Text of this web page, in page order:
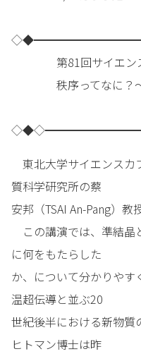
第81回サイエンス
秩序ってなに？～「
東北大学サイエンスカ
質科学研究所の蔡
安邦（TSAI An-Pang）教
この講演では、準結晶
に何をもたらした
か、について分かりやす
温超伝導と並ぶ20
世紀後半における新物質
ヒトマン博士は昨